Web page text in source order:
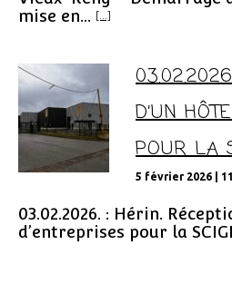
mise en... [...]
D’UN
POUR LA
5 février 2026 |
03.02.2026. : Hérin.
d’entreprises pour la